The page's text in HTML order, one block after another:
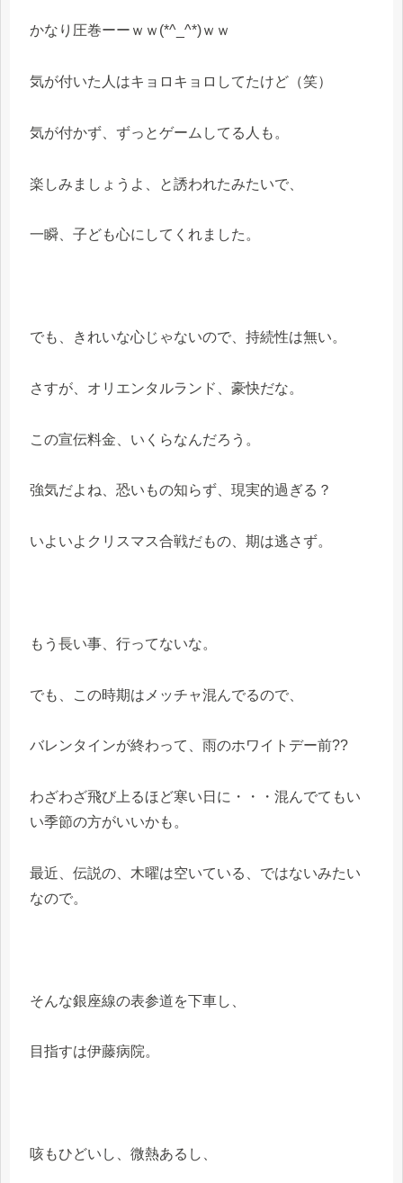
かなり圧巻ーーｗｗ(*^_^*)ｗｗ
気が付いた人はキョロキョロしてたけど（笑）
気が付かず、ずっとゲームしてる人も。
楽しみましょうよ、と誘われたみたいで、
一瞬、子ども心にしてくれました。
でも、きれいな心じゃないので、持続性は無い。
さすが、オリエンタルランド、豪快だな。
この宣伝料金、いくらなんだろう。
強気だよね、恐いもの知らず、現実的過ぎる？
いよいよクリスマス合戦だもの、期は逃さず。
もう長い事、行ってないな。
でも、この時期はメッチャ混んでるので、
バレンタインが終わって、雨のホワイトデー前??
わざわざ飛び上るほど寒い日に・・・混んでてもい
い季節の方がいいかも。
最近、伝説の、木曜は空いている、ではないみたい
なので。
そんな銀座線の表参道を下車し、
目指すは伊藤病院。
咳もひどいし、微熱あるし、